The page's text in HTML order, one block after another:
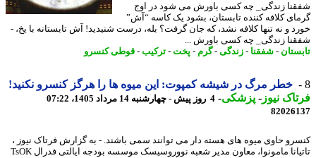
زندگی_ چه کسی باورش می شود در اوج
کلافه کننده تابستان، بشود یک کاسه “آش”
و نه تنها کلافه نشد، که جان گرفت؟ بله، درست شنیدید! آش تابستانه با یخ، -
زندگی_ چه کسی باورش ...
-شفقنا-زندگی-گرم-پخت -ترکیب -قوطی کنسرو
خطر مرگ در شیشه کمپوت: این میوه ها را هرگز کنسرو نکنید!
نیوز-پزشکی-4 روز پیش - چهارشنبه 14 مرداد 1405، 07:22
حاوی میوه های هسته دار می توانند سمی باشند. - به گزارش فرتاک نیوز ،
تاتیانا مامونوا، معاون مدیر شعبه نووروسیسک موسسه بودجه ایالتی فدرال TsOK